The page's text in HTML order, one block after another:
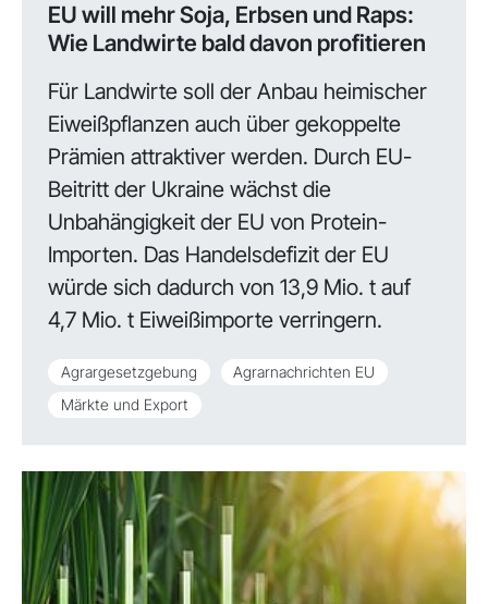
EU will mehr Soja, Erbsen und Raps:
Wie Landwirte bald davon profitieren
Für Landwirte soll der Anbau heimischer
Eiweißpflanzen auch über gekoppelte
Prämien attraktiver werden. Durch EU-
Beitritt der Ukraine wächst die
Unbahängigkeit der EU von Protein-
Importen. Das Handelsdefizit der EU
würde sich dadurch von 13,9 Mio. t auf
4,7 Mio. t Eiweißimporte verringern.
Agrargesetzgebung
Agrarnachrichten EU
Märkte und Export